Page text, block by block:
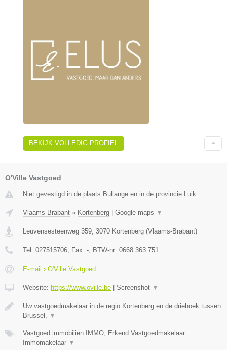
BEKIJK VOLLEDIG PROFIEL
O'Ville Vastgoed
Niet gevestigd in de plaats Bullange en in de provincie Luik.
Vlaams-Brabant » Kortenberg Google maps ▼
Leuvensesteenweg 359, 3070 Kortenberg (Vlaams-Brabant)
Tel: 027515706, Fax: -, BTW-nr: 0668.363.751
E-mail › O'Ville Vastgoed
Website: https://www.oville.be Screenshot ▼
Uw vastgoedmakelaar in de regio Kortenberg en de driehoek tussen
Brussel, ▼
Vastgoed immobiliën IMMO, Erkend Vastgoedmakelaar
Immomakelaar ▼